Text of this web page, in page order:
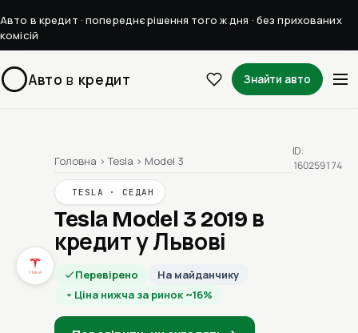
Авто в кредит · попереднє рішення того ж дня · без прихованих
комісій
Авто в кредит Знайти авто
Головна › Tesla › Model 3
TESLA · СЕДАН
Tesla Model 3 2019 в
кредит у Львові
Перевірено
На майданчику
Ціна нижча за ринок ~16%
ID:
160259174